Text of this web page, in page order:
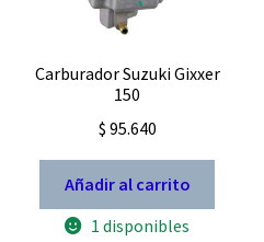
Carburador Suzuki Gixxer
150
$ 95.640
Añadir al carrito
1 disponibles